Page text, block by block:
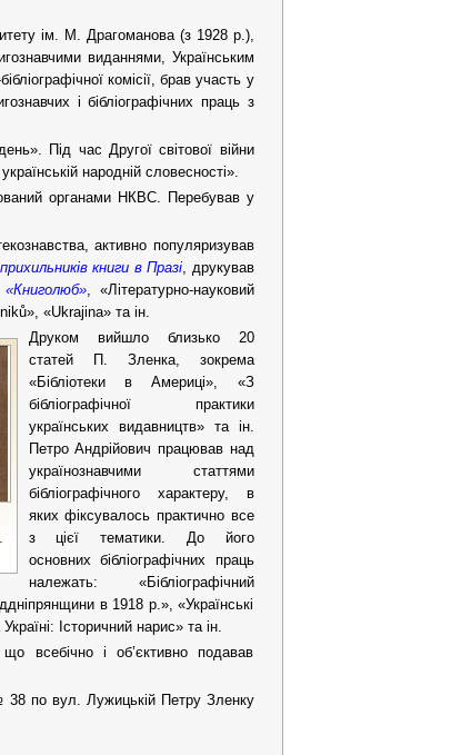
ім. М. Драгоманова (з 1928 р.),
виданнями, Українським
комісії, брав участь у
і бібліографічних праць з
Під час Другої світової війни
народній словесності».
органами НКВС. Перебував у
активно популяризував
книги в Празі, друкував
«Книголюб», «Літературно-науковий
«Ukrajina» та ін.
Друком вийшло близько 20
статей П. Зленка, зокрема
«Бібліотеки в Америці», «З
бібліографічної практики
українських видавництв» та ін.
Петро Андрійович працював над
українознавчими статтями
бібліографічного характеру, в
яких фіксувалось практично все
з цієї тематики. До його
основних бібліографічних праць
належать: «Бібліографічний
в 1918 р.», «Українські
Історичний нарис» та ін.
всебічно і об’єктивно подавав
по вул. Лужицькій Петру Зленку